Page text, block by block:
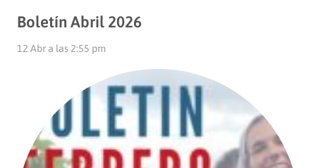
Boletín Abril 2026
12 Abr a las 2:55 pm